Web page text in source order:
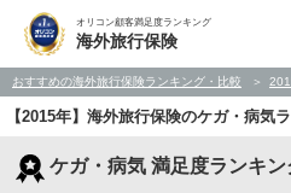
オリコン顧客満足度ランキング
海外旅行保険
おすすめの海外旅行保険ランキング・比較
【2015年】海外旅行保険のケガ・病気
ケガ・病気 満足度ランキン